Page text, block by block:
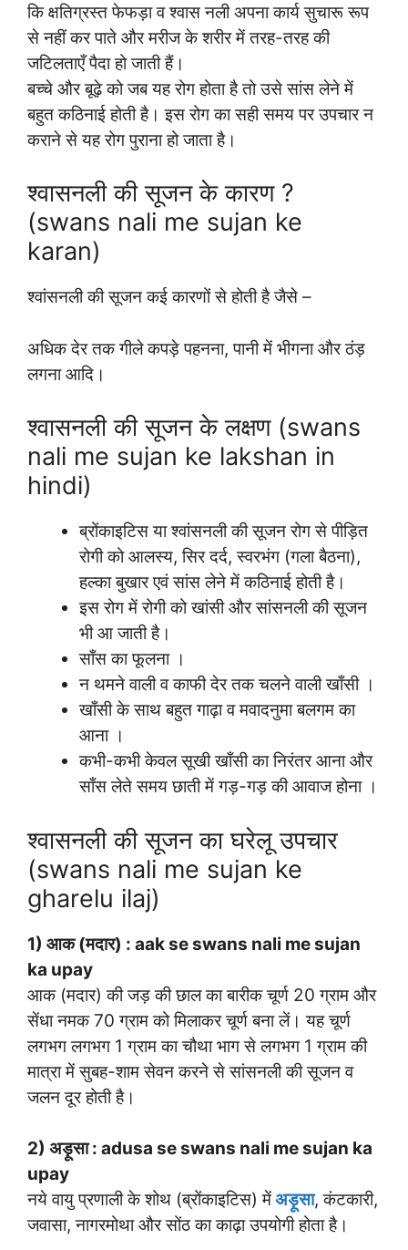
कि क्षतिग्रस्त फेफड़ा व श्वास नली अपना कार्य सुचारू रूप
से नहीं कर पाते और मरीज के शरीर में तरह-तरह की
जटिलताएँ पैदा हो जाती हैं।
बच्चे और बूढ़े को जब यह रोग होता है तो उसे सांस लेने में
बहुत कठिनाई होती है। इस रोग का सही समय पर उपचार न
कराने से यह रोग पुराना हो जाता है।
श्वासनली की सूजन के कारण ?
(swans nali me sujan ke
karan)
श्वांसनली की सूजन कई कारणों से होती है जैसे –
अधिक देर तक गीले कपड़े पहनना, पानी में भीगना और ठंड़
लगना आदि।
श्वासनली की सूजन के लक्षण (swans
nali me sujan ke lakshan in
hindi)
ब्रोंकाइटिस या श्वांसनली की सूजन रोग से पीड़ित
रोगी को आलस्य, सिर दर्द, स्वरभंग (गला बैठना),
हल्का बुखार एवं सांस लेने में कठिनाई होती है।
इस रोग में रोगी को खांसी और सांसनली की सूजन
भी आ जाती है।
साँस का फूलना ।
न थमने वाली व काफी देर तक चलने वाली खाँसी ।
खाँसी के साथ बहुत गाढ़ा व मवादनुमा बलगम का
आना ।
कभी-कभी केवल सूखी खाँसी का निरंतर आना और
साँस लेते समय छाती में गड़-गड़ की आवाज होना ।
श्वासनली की सूजन का घरेलू उपचार
(swans nali me sujan ke
gharelu ilaj)
1) आक (मदार) : aak se swans nali me sujan
ka upay
आक (मदार) की जड़ की छाल का बारीक चूर्ण 20 ग्राम और
सेंधा नमक 70 ग्राम को मिलाकर चूर्ण बना लें। यह चूर्ण
लगभग लगभग 1 ग्राम का चौथा भाग से लगभग 1 ग्राम की
मात्रा में सुबह-शाम सेवन करने से सांसनली की सूजन व
जलन दूर होती है।
2) अड़ूसा : adusa se swans nali me sujan ka
upay
नये वायु प्रणाली के शोथ (ब्रोंकाइटिस) मेंअड़ूसा, कंटकारी,
जवासा, नागरमोथा और सोंठ का काढ़ा उपयोगी होता है।